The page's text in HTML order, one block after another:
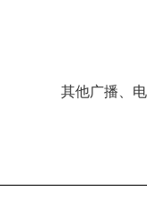
其他广播、